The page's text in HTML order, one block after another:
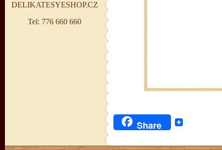
DELIKATESYESHOP.CZ
Tel: 776 660 660
Share